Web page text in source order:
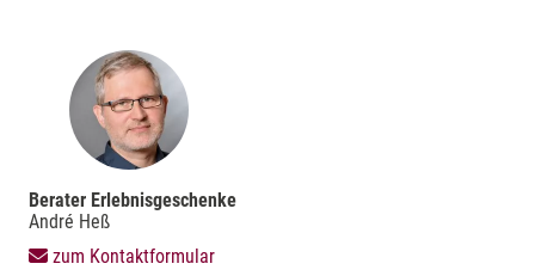
Berater Erlebnisgeschenke
André Heß
zum Kontaktformular